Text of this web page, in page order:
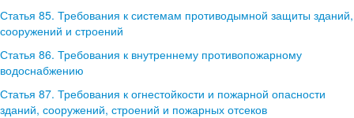
Статья 85. Требования к системам противодымной защиты зданий,
сооружений и строений
Статья 86. Требования к внутреннему противопожарному
водоснабжению
Статья 87. Требования к огнестойкости и пожарной опасности
зданий, сооружений, строений и пожарных отсеков